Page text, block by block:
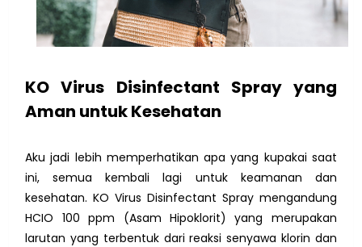
KO Virus Disinfectant Spray yang
Aman untuk Kesehatan
Aku jadi lebih memperhatikan apa yang kupakai saat
ini, semua kembali lagi untuk keamanan dan
kesehatan. KO Virus Disinfectant Spray mengandung
HCIO 100 ppm (Asam Hipoklorit) yang merupakan
larutan yang terbentuk dari reaksi senyawa klorin dan